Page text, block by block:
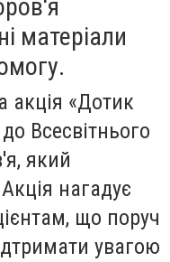
матеріали
акція «Дотик
Всесвітнього
який
нагадує
що поруч
увагою